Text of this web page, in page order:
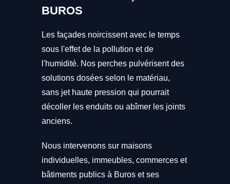
BUROS
Les façades noircissent avec le temps
sous l'effet de la pollution et de
l'humidité. Nos perches pulvérisent des
solutions dosées selon le matériau,
sans jet haute pression qui pourrait
décoller les enduits ou abîmer les joints
anciens.
Nous intervenons sur maisons
individuelles, immeubles, commerces et
bâtiments publics à Buros et ses